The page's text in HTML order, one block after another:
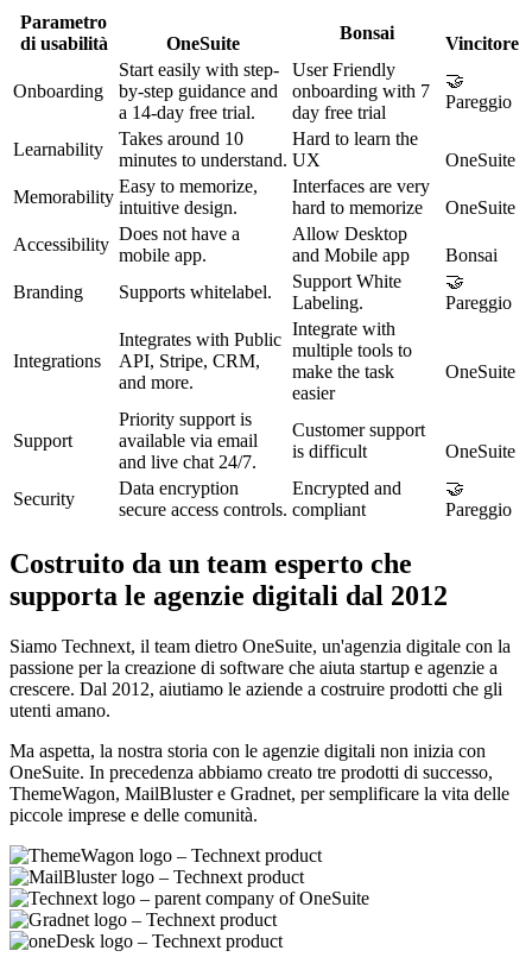
Parametro
di usabilità
OneSuite
Bonsai
Vincitore
Onboarding
Start easily with step-
by-step guidance and
a 14-day free trial.
User Friendly
onboarding with 7
day free trial
🤝
Pareggio
Learnability
Takes around 10
minutes to understand.
Hard to learn the
UX
OneSuite
Memorability
Easy to memorize,
intuitive design.
Interfaces are very
hard to memorize
OneSuite
Accessibility
Does not have a
mobile app.
Allow Desktop
and Mobile app
Bonsai
Branding
Supports whitelabel.
Support White
Labeling.
🤝
Pareggio
Integrations
Integrates with Public
API, Stripe, CRM,
and more.
Integrate with
multiple tools to
make the task
easier
OneSuite
Support
Priority support is
available via email
and live chat 24/7.
Customer support
is difficult
OneSuite
Security
Data encryption
secure access controls.
Encrypted and
compliant
🤝
Pareggio
Costruito da un team esperto che
supporta le agenzie digitali dal 2012
Siamo Technext, il team dietro OneSuite, un'agenzia digitale con la
passione per la creazione di software che aiuta startup e agenzie a
crescere. Dal 2012, aiutiamo le aziende a costruire prodotti che gli
utenti amano.
Ma aspetta, la nostra storia con le agenzie digitali non inizia con
OneSuite. In precedenza abbiamo creato tre prodotti di successo,
ThemeWagon, MailBluster e Gradnet, per semplificare la vita delle
piccole imprese e delle comunità.